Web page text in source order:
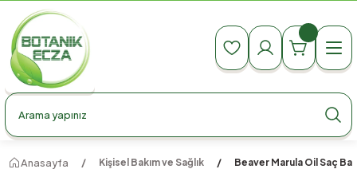
990 TL Üzeri Ücretsiz Kargo
990 TL Üzeri Ücretsiz Kargo
Anasayfa Kişisel Bakım ve Sağlık Beaver Marula Oil Saç